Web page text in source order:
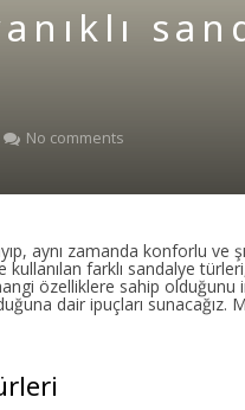
No comments
aynı zamanda konforlu ve
farklı sandalye
özelliklere sahip olduğunu
dair ipuçları sunacağız.